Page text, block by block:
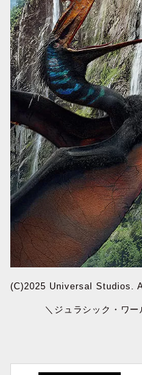
(C)2025 Universal Studios.
＼ジュラシック・ワ